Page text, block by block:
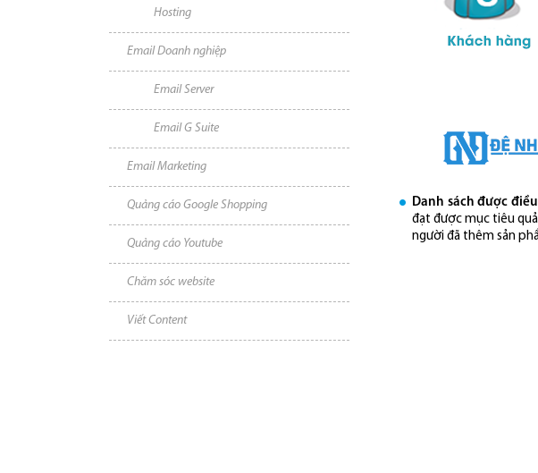
Hosting
Email Doanh nghiệp
Email Server
Email G Suite
Email Marketing
Quảng cáo Google Shopping
Quảng cáo Youtube
Chăm sóc website
Viết Content
Danh sách được
đạt được mục tiêu
người đã thêm sản